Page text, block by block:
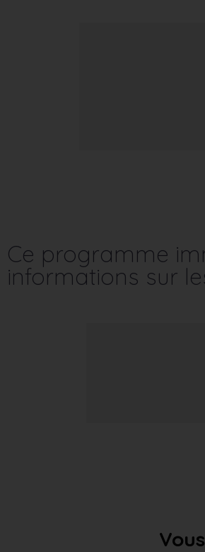
Ce programme
informations sur